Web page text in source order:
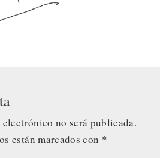
no será publicada.
están marcados con *